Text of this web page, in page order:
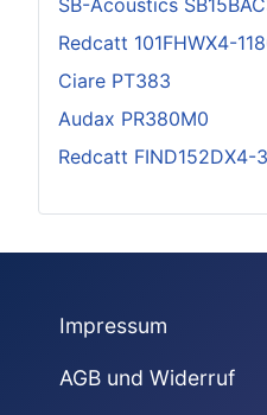
SB-Acoustics
Redcatt 101FHWX4-
Ciare PT383
Audax PR380M0
Redcatt FIND152DX4-
Impressum
AGB und Widerruf